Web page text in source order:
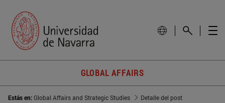
GLOBAL AFFAIRS
Estás en:Global Affairs and Strategic Studies
Detalle del post